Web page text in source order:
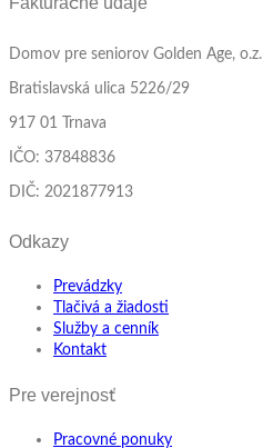
Domov pre seniorov Golden Age, o.z.
Bratislavská ulica 5226/29
917 01 Trnava
IČO: 37848836
DIČ: 2021877913
Odkazy
Prevádzky
Tlačivá a žiadosti
Služby a cenník
Kontakt
Pre verejnosť
Pracovné ponuky